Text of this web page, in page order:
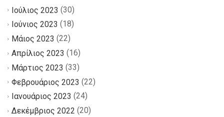
Ιούλιος 2023 (30)
Ιούνιος 2023 (18)
Μάιος 2023 (22)
Απρίλιος 2023 (16)
Μάρτιος 2023 (33)
Φεβρουάριος 2023 (22)
Ιανουάριος 2023 (24)
Δεκέμβριος 2022 (20)